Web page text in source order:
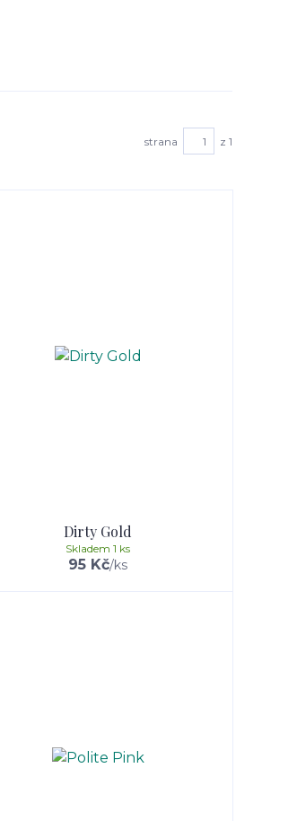
strana z 1
Dirty Gold
95 Kč/ks
Skladem 1 ks